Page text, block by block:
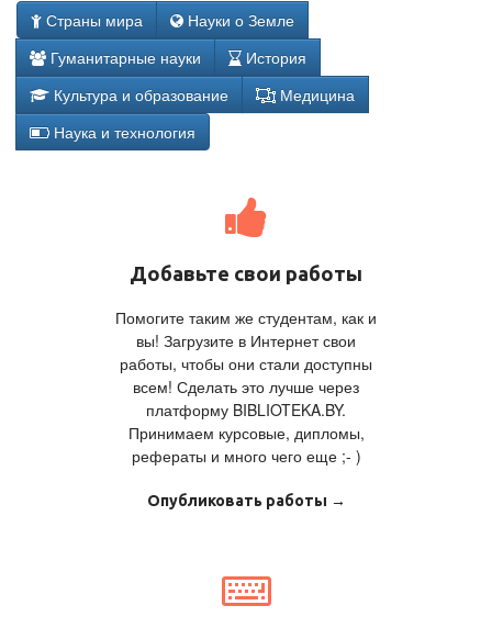
Страны мира
Науки о Земле
Гуманитарные науки
История
Культура и образование
Медицина
Наука и технология
Добавьте свои работы
Помогите таким же студентам, как и
вы! Загрузите в Интернет свои
работы, чтобы они стали доступны
всем! Сделать это лучше через
платформу BIBLIOTEKA.BY.
Принимаем курсовые, дипломы,
рефераты и много чего еще ;- )
Опубликовать работы →